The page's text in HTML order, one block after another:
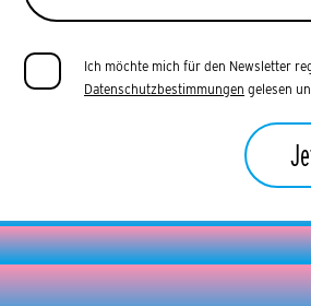
Ich möchte mich für den Newsletter
Datenschutzbestimmungen gelesen